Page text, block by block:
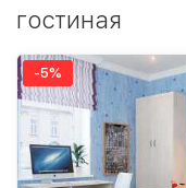
гостиная
-5%